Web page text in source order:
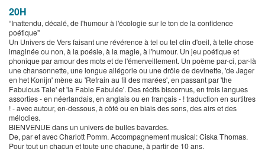
20H
“Inattendu, décalé, de l'humour à l'écologie sur le ton de la confidence
poétique"
Un Univers de Vers faisant une révérence à tel ou tel clin d'oeil, à telle chose
imaginée ou non, à la poésie, à la magie, à l'humour. Un jeu poétique et
phonique par amour des mots et de l'émerveillement. Un poème par-ci, par-là
une chansonnette, une longue allégorie ou une drôle de devinette, 'de Jager
en het Konijn' mène au 'Refrain au fil des marées', en passant par 'the
Fabulous Tale' et 'la Fable Fabulée'. Des récits biscornus, en trois langues
assorties - en néerlandais, en anglais ou en français - ! traduction en surtitres
! - avec autour, en-dessous, à côté ou en biais des sons, des airs et des
mélodies.
BIENVENUE dans un univers de bulles bavardes.
De, par et avec Charlott Pomm. Accompagnement musical: Ciska Thomas.
Pour tout un chacun et toute une chacune, à partir de 10 ans.